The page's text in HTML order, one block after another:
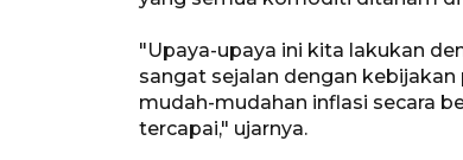
"Upaya-upaya ini kita lakukan
sangat sejalan dengan
mudah-mudahan inflasi secara
tercapai," ujarnya.